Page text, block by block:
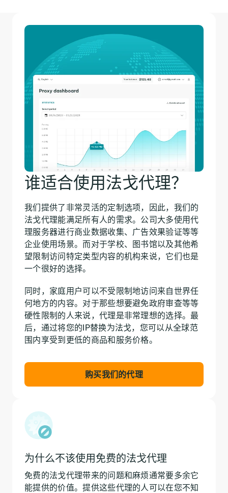
谁适合使用法戈代理？
我们提供了非常灵活的定制选项，因此，我们的
法戈代理能满足所有人的需求。公司大多使用代
理服务器进行商业数据收集、广告效果验证等等
企业使用场景。而对于学校、图书馆以及其他希
望限制访问特定类型内容的机构来说，它们也是
一个很好的选择。
同时，家庭用户可以不受限制地访问来自世界任
何地方的内容。对于那些想要避免政府审查等等
硬性限制的人来说，代理是非常理想的选择。最
后，通过将您的IP替换为法戈，您可以从全球范
围内享受到更低的商品和服务价格。
购买我们的代理
为什么不该使用免费的法戈代理
免费的法戈代理带来的问题和麻烦通常要多余它
能提供的价值。提供这些代理的人可以在您不知